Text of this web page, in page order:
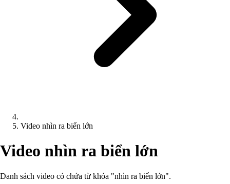
Video nhìn ra biển lớn
Video nhìn ra biển lớn
Danh sách video có chứa từ khóa "nhìn ra biển lớn".